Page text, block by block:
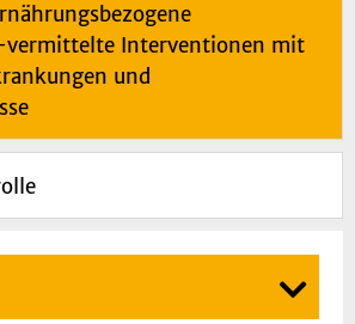
Interventionen mit
und